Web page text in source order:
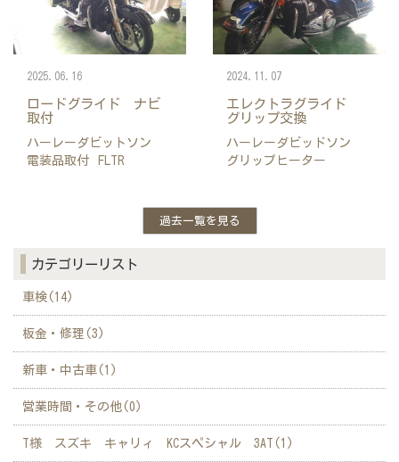
ロードグライド ナビ
取付
2025.06.16
ハーレーダビットソン
電装品取付
FLTR
エレクトラグライド
グリップ交換
2024.11.07
ハーレーダビッドソン
グリップヒーター
過去一覧を見る
カテゴリーリスト
車検(14)
板金・修理(3)
新車・中古車(1)
営業時間・その他(0)
T様 スズキ キャリィ KCスペシャル 3AT(1)